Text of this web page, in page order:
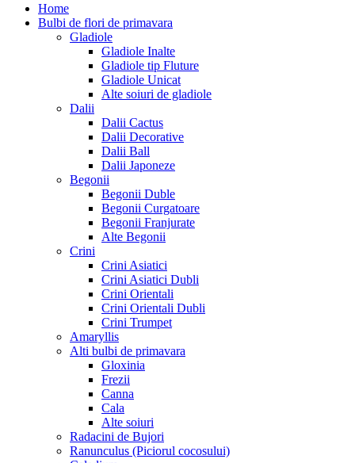
Home
Bulbi de flori de primavara
Gladiole
Gladiole Inalte
Gladiole tip Fluture
Gladiole Unicat
Alte soiuri de gladiole
Dalii
Dalii Cactus
Dalii Decorative
Dalii Ball
Dalii Japoneze
Begonii
Begonii Duble
Begonii Curgatoare
Begonii Franjurate
Alte Begonii
Crini
Crini Asiatici
Crini Asiatici Dubli
Crini Orientali
Crini Orientali Dubli
Crini Trumpet
Amaryllis
Alti bulbi de primavara
Gloxinia
Frezii
Canna
Cala
Alte soiuri
Radacini de Bujori
Ranunculus (Piciorul cocosului)